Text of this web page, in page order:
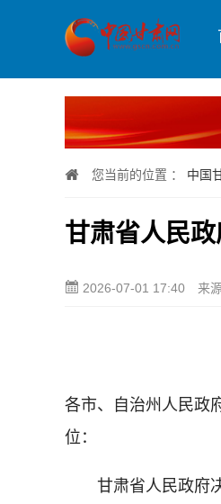
您当前的位置 ： 中国
甘肃省人民
2026-07-01 17:40 来
各市、自治州人民政
位：
甘肃省人民政府